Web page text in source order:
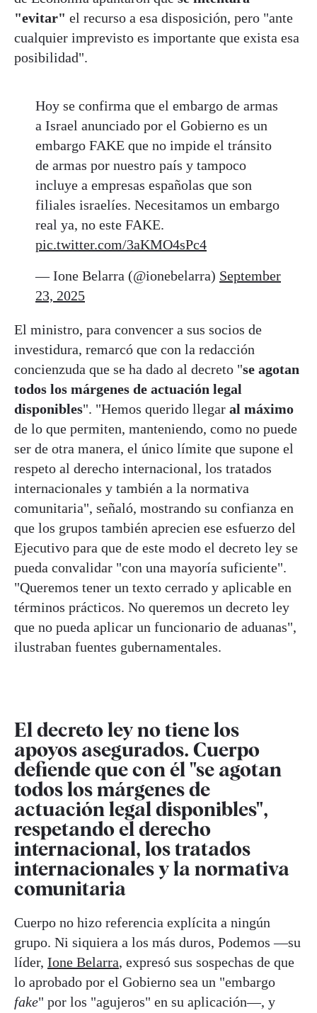
"evitar" el recurso a esa disposición, pero "ante
cualquier imprevisto es importante que exista esa
posibilidad".
Hoy se confirma que el embargo de armas
a Israel anunciado por el Gobierno es un
embargo FAKE que no impide el tránsito
de armas por nuestro país y tampoco
incluye a empresas españolas que son
filiales israelíes. Necesitamos un embargo
real ya, no este FAKE.
pic.twitter.com/3aKMO4sPc4
— Ione Belarra (@ionebelarra) September
23, 2025
El ministro, para convencer a sus socios de
investidura, remarcó que con la redacción
concienzuda que se ha dado al decreto "se agotan
todos los márgenes de actuación legal
disponibles". "Hemos querido llegar al máximo
de lo que permiten, manteniendo, como no puede
ser de otra manera, el único límite que supone el
respeto al derecho internacional, los tratados
internacionales y también a la normativa
comunitaria", señaló, mostrando su confianza en
que los grupos también aprecien ese esfuerzo del
Ejecutivo para que de este modo el decreto ley se
pueda convalidar "con una mayoría suficiente".
"Queremos tener un texto cerrado y aplicable en
términos prácticos. No queremos un decreto ley
que no pueda aplicar un funcionario de aduanas",
ilustraban fuentes gubernamentales.
El decreto ley no tiene los
apoyos asegurados. Cuerpo
defiende que con él "se agotan
todos los márgenes de
actuación legal disponibles",
respetando el derecho
internacional, los tratados
internacionales y la normativa
comunitaria
Cuerpo no hizo referencia explícita a ningún
grupo. Ni siquiera a los más duros, Podemos —su
líder, Ione Belarra, expresó sus sospechas de que
lo aprobado por el Gobierno sea un "embargo
fake" por los "agujeros" en su aplicación—, y